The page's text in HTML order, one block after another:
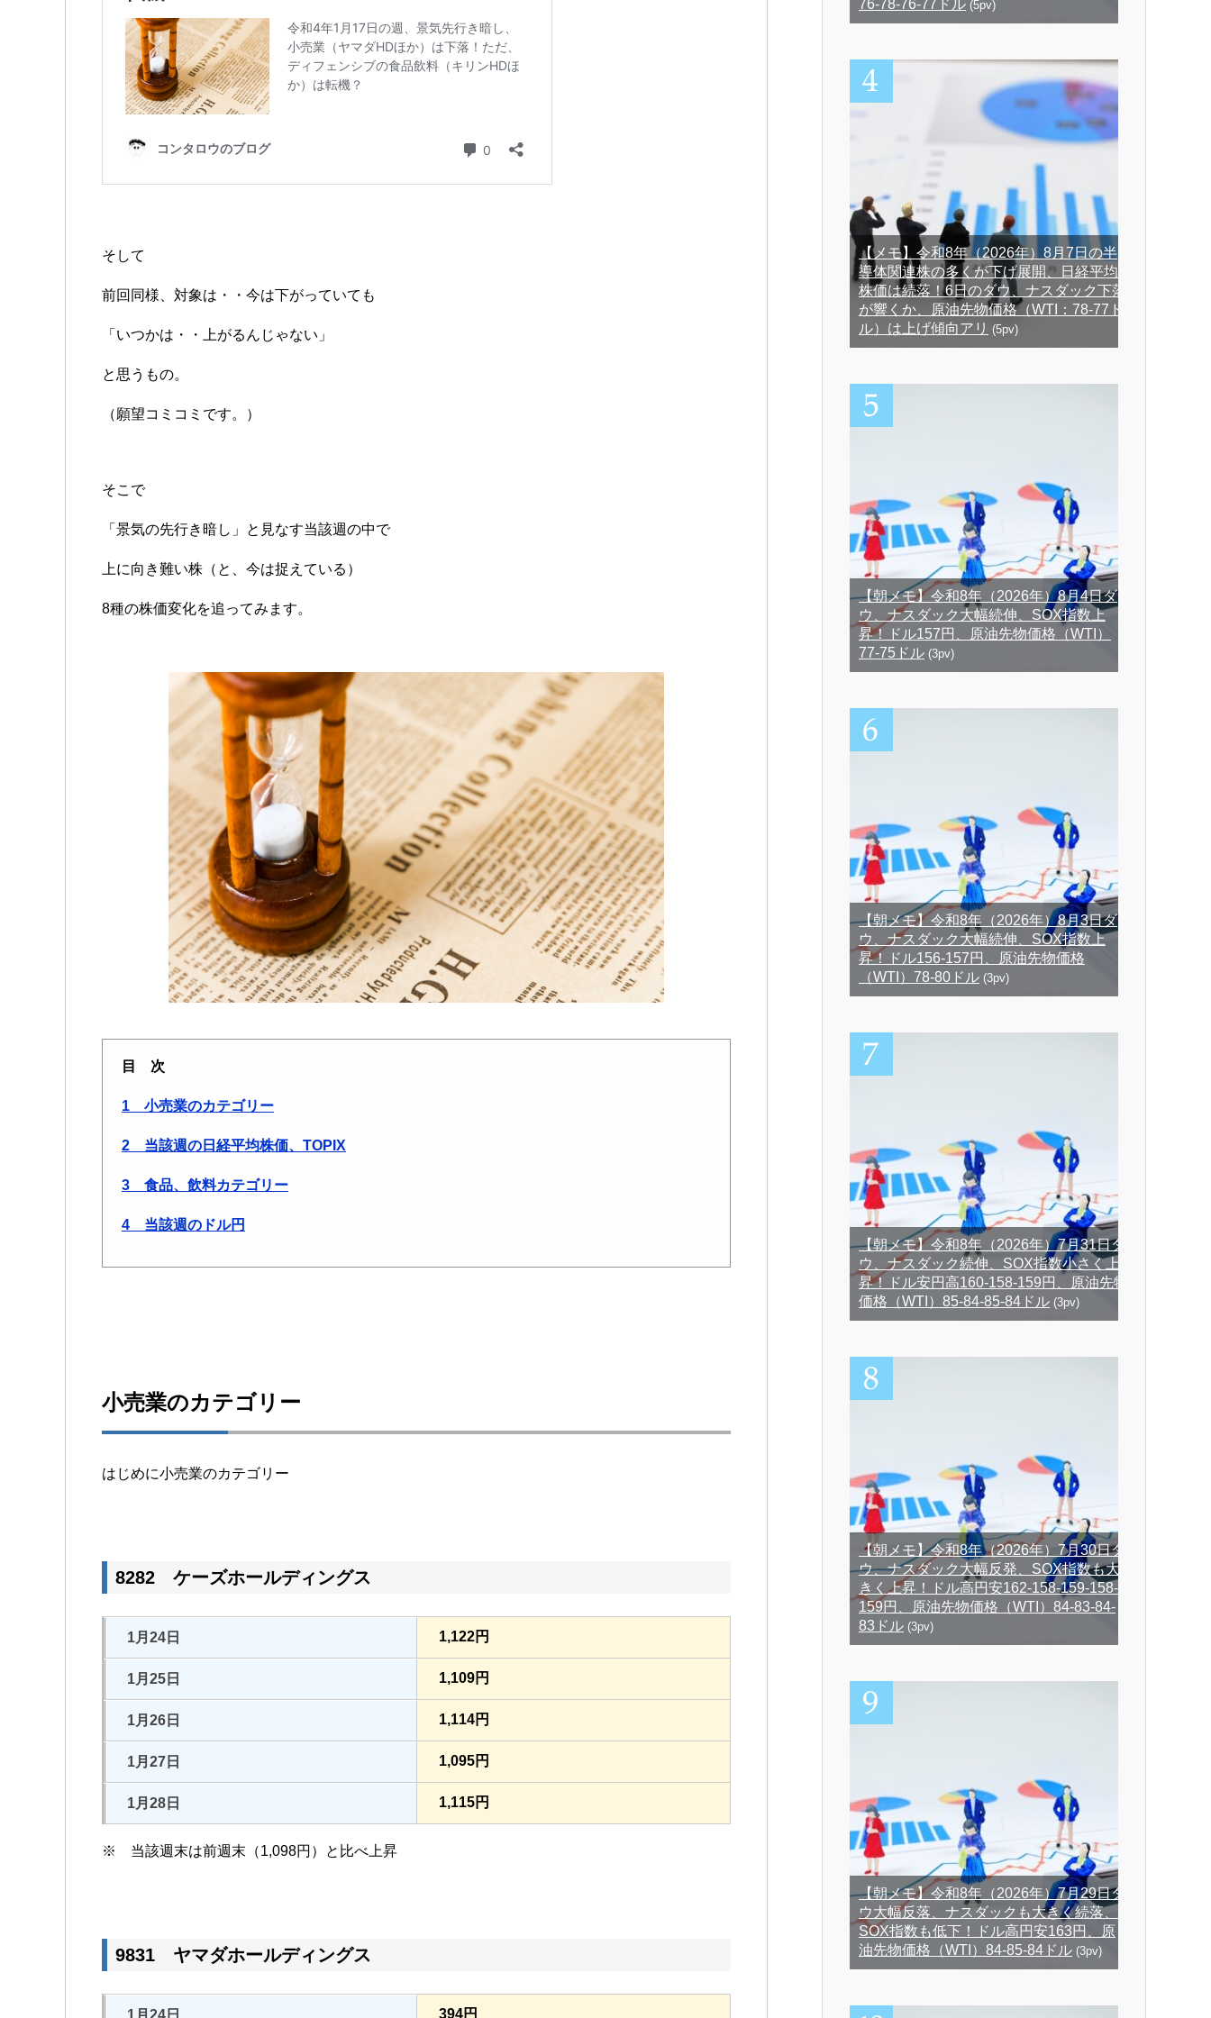
そして
前回同様、対象は・・今は下がっていても
「いつかは・・上がるんじゃない」
と思うもの。
（願望コミコミです。）
そこで
「景気の先行き暗し」と見なす当該週の中で
上に向き難い株（と、今は捉えている）
8種の株価変化を追ってみます。
目 次
1 小売業のカテゴリー
2 当該週の日経平均株価、TOPIX
3 食品、飲料カテゴリー
4 当該週のドル円
小売業のカテゴリー
はじめに小売業のカテゴリー
8282 ケーズホールディングス
1月24日 1,122円
1月25日 1,109円
1月26日 1,114円
1月27日 1,095円
1月28日 1,115円
※ 当該週末は前週末（1,098円）と比べ上昇
9831 ヤマダホールディングス
394円
76-78-76-77ドル (5pv)
【メモ】令和8年（2026年）8月7日の半
導体関連株の多くが下げ展開、日経平均
株価は続落！6日のダウ、ナスダック下落
が響くか、原油先物価格（WTI：78-77ド
ル）は上げ傾向アリ (5pv)
【朝メモ】令和8年（2026年）8月4日ダ
ウ、ナスダック大幅続伸、SOX指数上
昇！ドル157円、原油先物価格（WTI）
77-75ドル (3pv)
【朝メモ】令和8年（2026年）8月3日ダ
ウ、ナスダック大幅続伸、SOX指数上
昇！ドル156-157円、原油先物価格
（WTI）78-80ドル (3pv)
【朝メモ】令和8年（2026年）7月31日ダ
ウ、ナスダック続伸、SOX指数小さく上
昇！ドル安円高160-158-159円、原油先物
価格（WTI）85-84-85-84ドル (3pv)
【朝メモ】令和8年（2026年）7月30日ダ
ウ、ナスダック大幅反発、SOX指数も大
きく上昇！ドル高円安162-158-159-158-
159円、原油先物価格（WTI）84-83-84-
83ドル (3pv)
【朝メモ】令和8年（2026年）7月29日ダ
ウ大幅反落、ナスダックも大きく続落、
SOX指数も低下！ドル高円安163円、原
油先物価格（WTI）84-85-84ドル (3pv)